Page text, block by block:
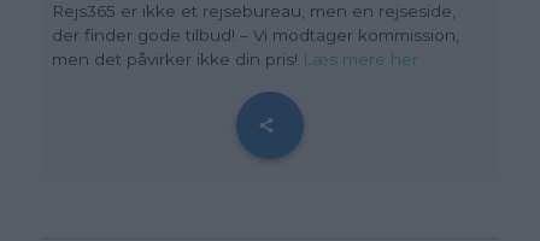
Rejs365 er ikke et rejsebureau, men en rejseside,
der finder gode tilbud! – Vi modtager kommission,
men det påvirker ikke din pris! Læs mere her